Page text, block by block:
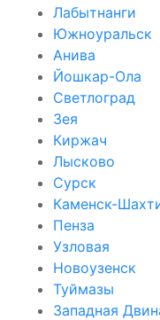
Лабытнанги
Южноуральск
Анива
Йошкар-Ола
Светлоград
Зея
Киржач
Лысково
Сурск
Каменск-
Пенза
Узловая
Новоузенск
Туймазы
Западная